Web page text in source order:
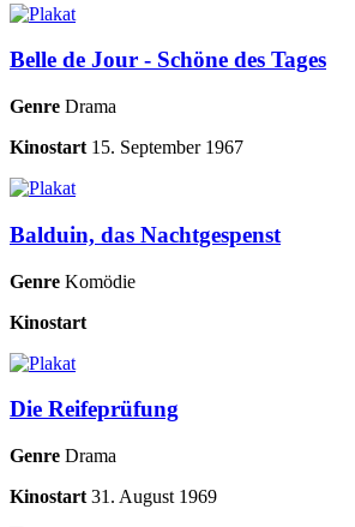
Belle de Jour - Schöne des Tages
Genre Drama
Kinostart 15. September 1967
Balduin, das Nachtgespenst
Genre Komödie
Kinostart
Die Reifeprüfung
Genre Drama
Kinostart 31. August 1969